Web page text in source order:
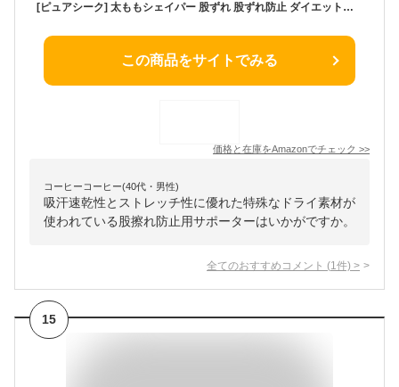
[ピュアシーク] 太ももシェイパー 股ずれ 股ずれ防止 ダイエットシェイパー サポーター 子供 女性 グッズ エクササイズ(ブラック, XL)
この商品をサイトでみる
価格と在庫をAmazonでチェック >>
コーヒーコーヒー(40代・男性)
吸汗速乾性とストレッチ性に優れた特殊なドライ素材が
使われている股擦れ防止用サポーターはいかがですか。
全てのおすすめコメント (1 件) >
15